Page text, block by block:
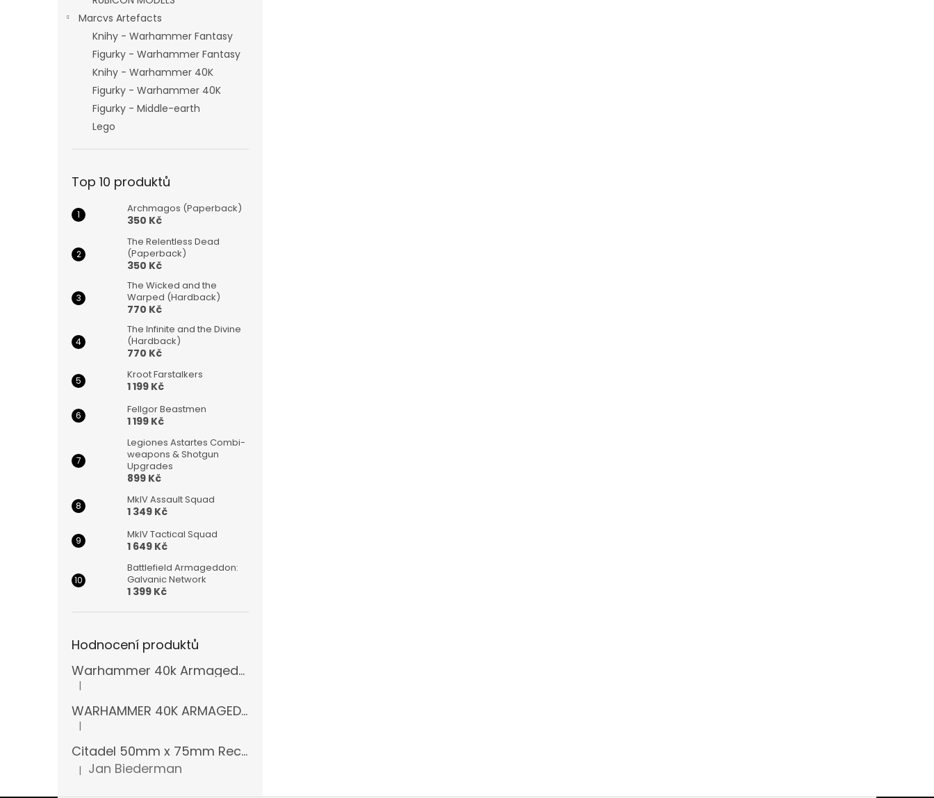
Marcvs Artefacts
Knihy - Warhammer Fantasy
Figurky - Warhammer Fantasy
Knihy - Warhammer 40K
Figurky - Warhammer 40K
Figurky - Middle-earth
Lego
Top 10 produktů
Archmagos (Paperback)
350 Kč
The Relentless Dead
(Paperback)
350 Kč
The Wicked and the
Warped (Hardback)
770 Kč
The Infinite and the Divine
(Hardback)
770 Kč
Kroot Farstalkers
1 199 Kč
Fellgor Beastmen
1 199 Kč
Legiones Astartes Combi-
weapons & Shotgun
Upgrades
899 Kč
MkIV Assault Squad
1 349 Kč
MkIV Tactical Squad
1 649 Kč
Battlefield Armageddon:
Galvanic Network
1 399 Kč
Hodnocení produktů
Warhammer 40k Armageddon Orks (Bazar)
Hodnocení produktu je 5 z 5 hvězdiček.
|
WARHAMMER 40K ARMAGEDDON 11 EDICE
Hodnocení produktu je 5 z 5 hvězdiček.
|
Citadel 50mm x 75mm Rectangular Bases
Hodnocení produktu je 5 z 5 hvězdiček.
| Jan Biederman